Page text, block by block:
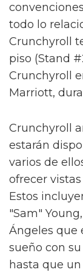
todo lo
Crunchyroll
piso (Stand
Crunchyroll
Marriott,
Crunchyroll
estarán
varios de
ofrecer
Estos
"Sam"
Ángeles que
sueño con
hasta que